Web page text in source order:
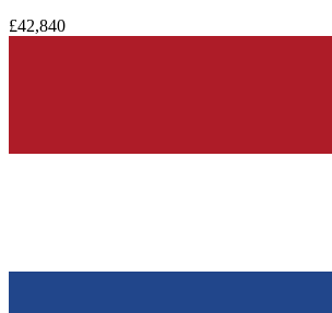
£42,840